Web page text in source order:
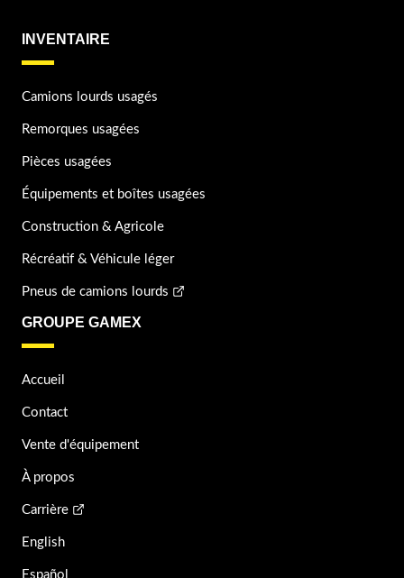
INVENTAIRE
Camions lourds usagés
Remorques usagées
Pièces usagées
Équipements et boîtes usagées
Construction & Agricole
Récréatif & Véhicule léger
Pneus de camions lourds
GROUPE GAMEX
Accueil
Contact
Vente d'équipement
À propos
Carrière
English
Español